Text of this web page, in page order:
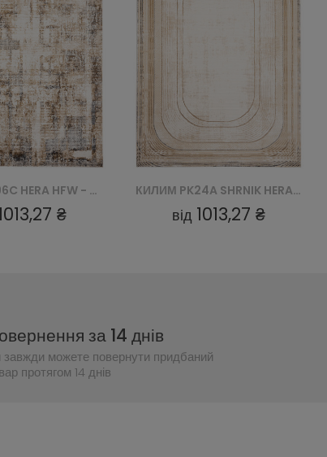
КИЛИМ PK24A SHRNIK HERA HBV - KREMOWY
₴
КИЛИМ PG48A HERA HBV - BIAŁY
від 1013,27 ₴
за 14 днів
завжди можете повернути придбаний
протягом 14 днів